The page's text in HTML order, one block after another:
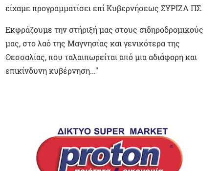
είχαμε προγραμματίσει επί Κυβερνήσεως ΣΥΡΙΖΑ ΠΣ.
Εκφράζουμε την στήριξή μας στους σιδηροδρομικούς
μας, στο λαό της Μαγνησίας και γενικότερα της
Θεσσαλίας, που ταλαιπωρείται από μια αδιάφορη και
επικίνδυνη κυβέρνηση..."